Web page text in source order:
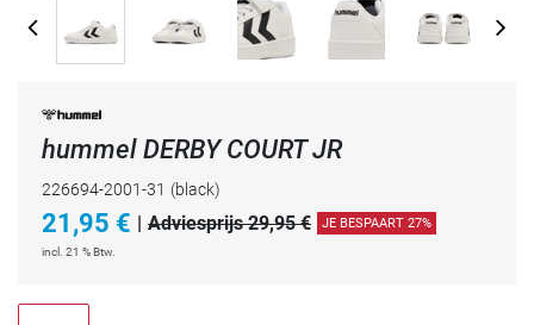
hummel DERBY COURT JR
226694-2001-31 (black)
21,95 € | Adviesprijs 29,95 € JE BESPAART 27%
incl. 21 % Btw.